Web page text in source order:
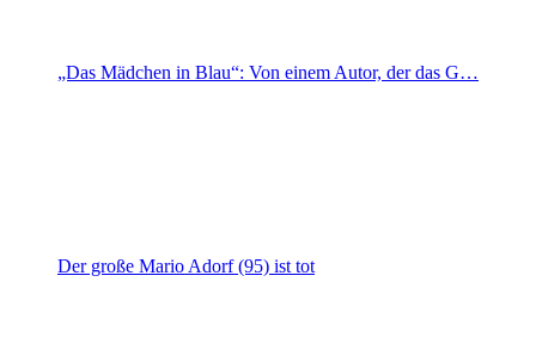
„Das Mädchen in Blau“: Von einem Autor, der das G…
Der große Mario Adorf (95) ist tot